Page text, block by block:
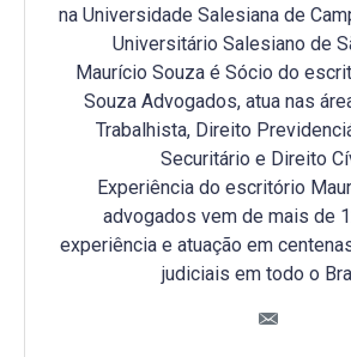
na Universidade Salesiana de
Universitário Salesiano de
Maurício Souza é Sócio do
Souza Advogados, atua nas
Trabalhista, Direito
Securitário e Direito
Experiência do escritório
advogados vem de mais de
experiência e atuação em
judiciais em todo o